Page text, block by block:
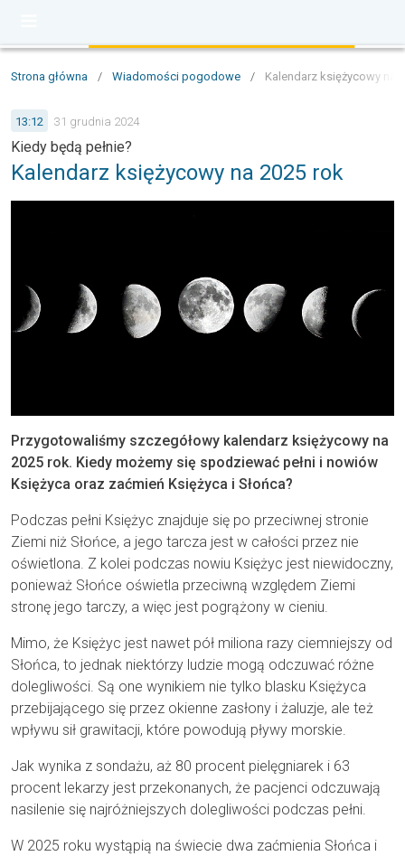
Strona główna / Wiadomości pogodowe / Kalendarz księżycowy na
13:12 31 grudnia 2024
Kiedy będą pełnie?
Kalendarz księżycowy na 2025 rok
Przygotowaliśmy szczegółowy kalendarz księżycowy na
2025 rok. Kiedy możemy się spodziewać pełni i nowiów
Księżyca oraz zaćmień Księżyca i Słońca?
Podczas pełni Księżyc znajduje się po przeciwnej stronie
Ziemi niż Słońce, a jego tarcza jest w całości przez nie
oświetlona. Z kolei podczas nowiu Księżyc jest niewidoczny,
ponieważ Słońce oświetla przeciwną względem Ziemi
stronę jego tarczy, a więc jest pogrążony w cieniu.
Mimo, że Księżyc jest nawet pół miliona razy ciemniejszy od
Słońca, to jednak niektórzy ludzie mogą odczuwać różne
dolegliwości. Są one wynikiem nie tylko blasku Księżyca
przebijającego się przez okienne zasłony i żaluzje, ale też
wpływu sił grawitacji, które powodują pływy morskie.
Jak wynika z sondażu, aż 80 procent pielęgniarek i 63
procent lekarzy jest przekonanych, że pacjenci odczuwają
nasilenie się najróżniejszych dolegliwości podczas pełni.
W 2025 roku wystąpią na świecie dwa zaćmienia Słońca i